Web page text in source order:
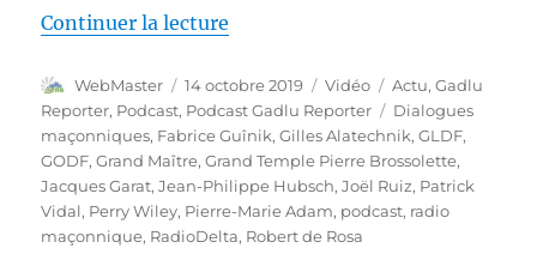
Continuer la lecture
Auteur
WebMaster
Publié
le
14 octobre 2019 Format
Vidéo Catégories
Actu,Gadlu
Reporter, Podcast, Podcast Gadlu Reporter Étiquettes
Dialogues
maçonniques, Fabrice Guînik,Gilles Alatechnik,GLDF,
GODF,Grand Maître,Grand Temple Pierre Brossolette,
Jacques Garat,Jean-Philippe Hubsch,Joël Ruiz, Patrick
Vidal, Perry Wiley, Pierre-Marie Adam, podcast, radio
maçonnique, RadioDelta, Robert de Rosa